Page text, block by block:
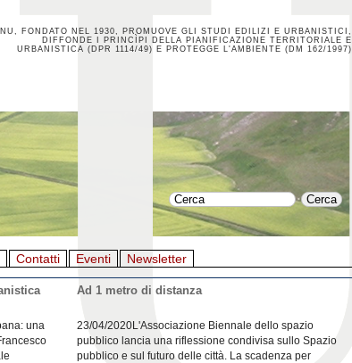
FONDATO NEL 1930, PROMUOVE GLI STUDI EDILIZI E URBANISTICI,
DIFFONDE I PRINCÌPI DELLA PIANIFICAZIONE TERRITORIALE E
URBANISTICA (DPR 1114/49) E PROTEGGE L'AMBIENTE (DM 162/1997)
Contatti Eventi Newsletter
una
Ad 1 metro di distanza
23/04/2020L'Associazione Biennale dello spazio
pubblico lancia una riflessione condivisa sullo Spazio
pubblico e sul futuro delle città. La scadenza per